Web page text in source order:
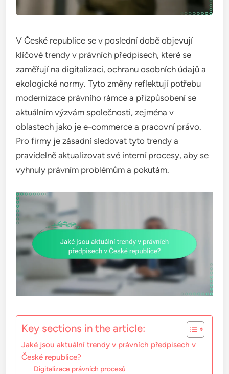
V České republice se v poslední době objevují
klíčové trendy v právních předpisech, které se
zaměřují na digitalizaci, ochranu osobních údajů a
ekologické normy. Tyto změny reflektují potřebu
modernizace právního rámce a přizpůsobení se
aktuálním výzvám společnosti, zejména v
oblastech jako je e-commerce a pracovní právo.
Pro firmy je zásadní sledovat tyto trendy a
pravidelně aktualizovat své interní procesy, aby se
vyhnuly právním problémům a pokutám.
Key sections in the article:
Jaké jsou aktuální trendy v právních předpisech v
České republice?
Digitalizace právních procesů